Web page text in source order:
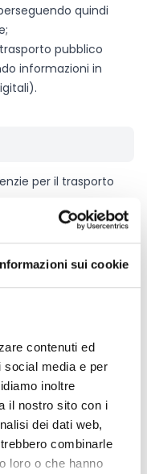
sui cookie
contenuti ed
social media e per
inoltre
il nostro sito con i
dei dati web,
combinarle
loro o che hanno
quindi
pubblico
informazioni in
per il trasporto
il sito web
e le